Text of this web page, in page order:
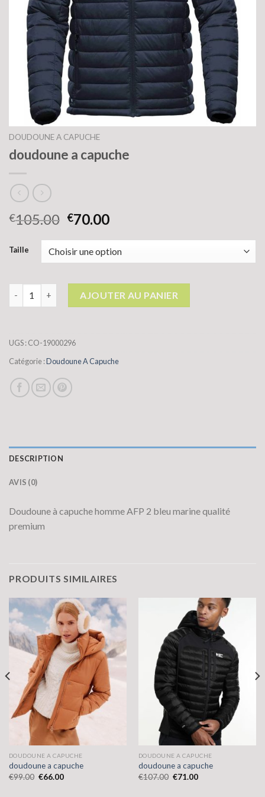
DOUDOUNE A CAPUCHE
doudoune a capuche
€105.00 €70.00
Taille
AJOUTER AU PANIER
UGS :CO-19000296
Catégorie :Doudoune A Capuche
DESCRIPTION
AVIS (0)
Doudoune à capuche homme AFP 2 bleu marine qualité
premium
PRODUITS SIMILAIRES
DOUDOUNE A CAPUCHE
doudoune a capuche
€99.00 €66.00
DOUDOUNE A CAPUCHE
doudoune a capuche
€107.00 €71.00